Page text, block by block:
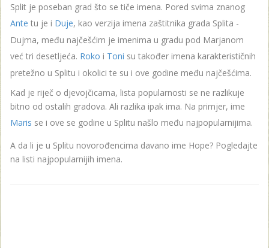
Split je poseban grad što se tiče imena. Pored svima znanog
Ante tu je i Duje, kao verzija imena zaštitnika grada Splita -
Dujma, među najčešćim je imenima u gradu pod Marjanom
već tri desetljeća. Roko i Toni su također imena karakterističnih
pretežno u Splitu i okolici te su i ove godine među najčešćima.
Kad je riječ o djevojčicama, lista popularnosti se ne razlikuje
bitno od ostalih gradova. Ali razlika ipak ima. Na primjer, ime
Maris se i ove se godine u Splitu našlo među najpopularnijima.
A da li je u Splitu novorođencima davano ime Hope? Pogledajte
na listi najpopularnijih imena.